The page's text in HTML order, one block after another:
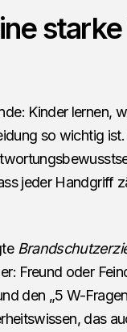
Kinder lernen,
so wichtig
jeder Handgriff
Freund oder
den „5 W-
das